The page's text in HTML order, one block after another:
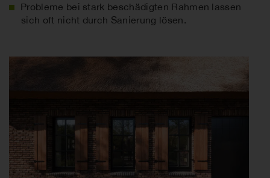
Probleme bei stark beschädigten Rahmen lassen
sich oft nicht durch Sanierung lösen.